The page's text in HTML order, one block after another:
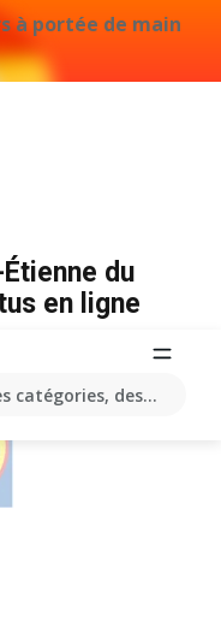
à portée de main
catégories, des
du
en ligne